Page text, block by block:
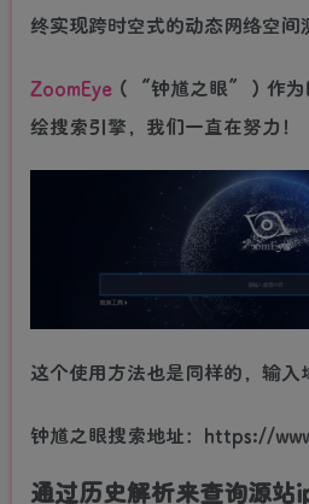
终实现跨时空式的动态网络空间
ZoomEye （“钟馗之眼”）作为
绘搜索引擎，我们一直在努力！
这个使用方法也是同样的，输入
钟馗之眼搜索地址：https://
通过历史解析来查询源站